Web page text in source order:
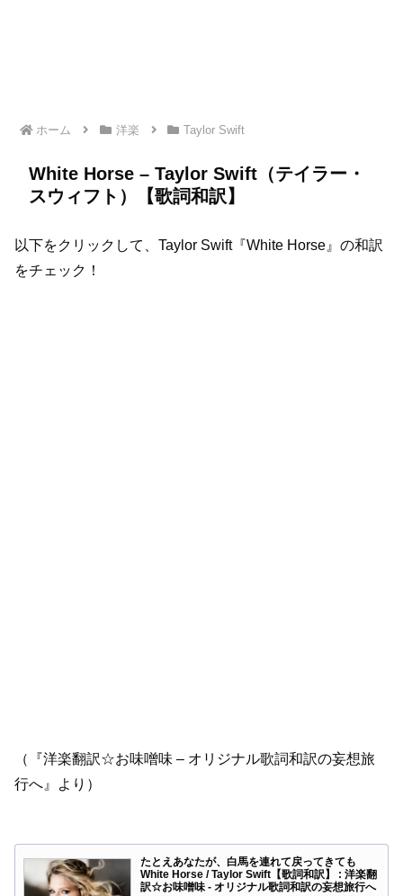
ホーム 洋楽 Taylor Swift
White Horse – Taylor Swift（テイラー・
スウィフト）【歌詞和訳】
以下をクリックして、Taylor Swift『White Horse』の和訳
をチェック！
（『洋楽翻訳☆お味噌味 – オリジナル歌詞和訳の妄想旅
行へ』より）
たとえあなたが、白馬を連れて戻ってきても
White Horse / Taylor Swift【歌詞和訳】 : 洋楽翻
訳☆お味噌味 - オリジナル歌詞和訳の妄想旅行へ